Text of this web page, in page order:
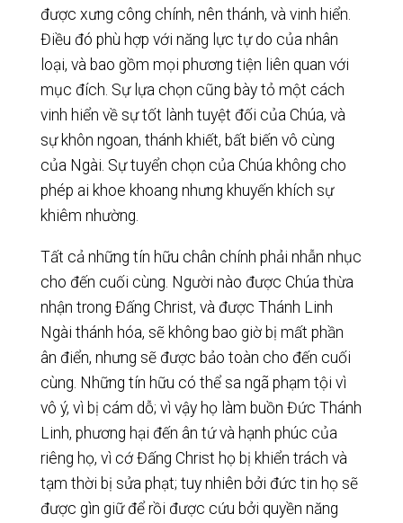
được xưng công chính, nên thánh, và vinh hiển.
Điều đó phù hợp với năng lực tự do của nhân
loại, và bao gồm mọi phương tiện liên quan với
mục đích. Sự lựa chọn cũng bày tỏ một cách
vinh hiển về sự tốt lành tuyệt đối của Chúa, và
sự khôn ngoan, thánh khiết, bất biến vô cùng
của Ngài. Sự tuyển chọn của Chúa không cho
phép ai khoe khoang nhưng khuyến khích sự
khiêm nhường.
Tất cả những tín hữu chân chính phải nhẫn nhục
cho đến cuối cùng. Người nào được Chúa thừa
nhận trong Đấng Christ, và được Thánh Linh
Ngài thánh hóa, sẽ không bao giờ bị mất phần
ân điển, nhưng sẽ được bảo toàn cho đến cuối
cùng. Những tín hữu có thể sa ngã phạm tội vì
vô ý, vì bị cám dỗ; vì vậy họ làm buồn Đức Thánh
Linh, phương hại đến ân tứ và hạnh phúc của
riêng họ, vì cớ Đấng Christ họ bị khiển trách và
tạm thời bị sửa phạt; tuy nhiên bởi đức tin họ sẽ
được gìn giữ để rồi được cứu bởi quyền năng